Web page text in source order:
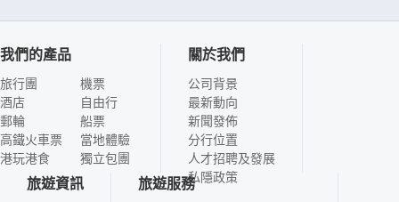
我們的產品
旅行團
酒店
郵輪
高鐵火車票
港玩港食
機票
自由行
船票
當地體驗
獨立包團
關於我們
公司背景
最新動向
新聞發佈
分行位置
人才招聘及發展
私隱政策
旅遊資訊 旅遊服務